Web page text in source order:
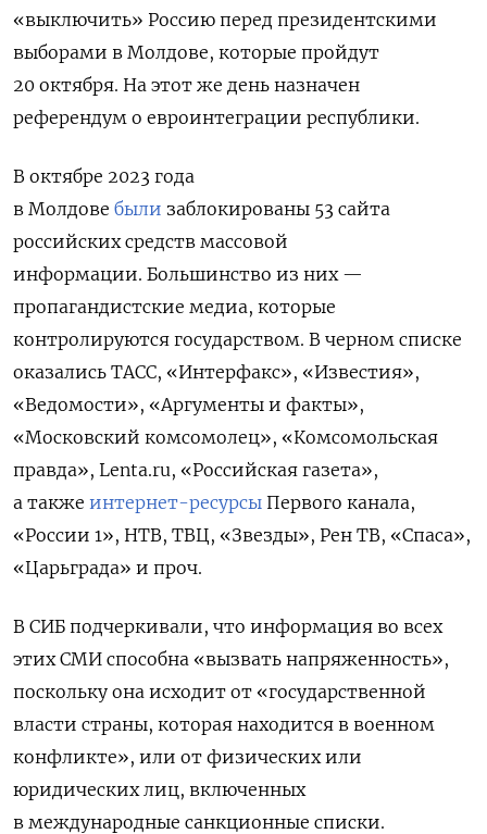
«выключить» Россию перед президентскими
выборами в Молдове, которые пройдут
20 октября. На этот же день назначен
референдум о евроинтеграции республики.
В октябре 2023 года
в Молдове были заблокированы 53 сайта
российских средств массовой
информации. Большинство из них —
пропагандистские медиа, которые
контролируются государством. В черном списке
оказались ТАСС, «Интерфакс», «Известия»,
«Ведомости», «Аргументы и факты»,
«Московский комсомолец», «Комсомольская
правда», Lenta.ru, «Российская газета»,
а также интернет-ресурсы Первого канала,
«России 1», НТВ, ТВЦ, «Звезды», Рен ТВ, «Спаса»,
«Царьграда» и проч.
В СИБ подчеркивали, что информация во всех
этих СМИ способна «вызвать напряженность»,
поскольку она исходит от «государственной
власти страны, которая находится в военном
конфликте», или от физических или
юридических лиц, включенных
в международные санкционные списки.